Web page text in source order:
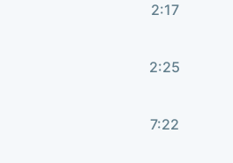
2:17
2:25
7:22